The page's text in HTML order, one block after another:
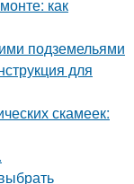
как
подземельями
для
скамеек: